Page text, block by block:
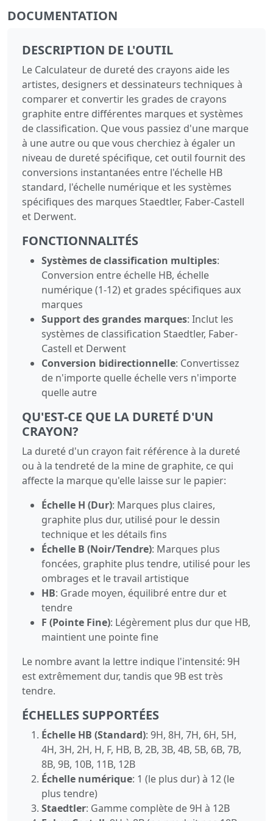
DOCUMENTATION
DESCRIPTION DE L'OUTIL
Le Calculateur de dureté des crayons aide les
artistes, designers et dessinateurs techniques à
comparer et convertir les grades de crayons
graphite entre différentes marques et systèmes
de classification. Que vous passiez d'une marque
à une autre ou que vous cherchiez à égaler un
niveau de dureté spécifique, cet outil fournit des
conversions instantanées entre l'échelle HB
standard, l'échelle numérique et les systèmes
spécifiques des marques Staedtler, Faber-Castell
et Derwent.
FONCTIONNALITÉS
Systèmes de classification multiples:
Conversion entre échelle HB, échelle
numérique (1-12) et grades spécifiques aux
marques
Support des grandes marques: Inclut les
systèmes de classification Staedtler, Faber-
Castell et Derwent
Conversion bidirectionnelle: Convertissez
de n'importe quelle échelle vers n'importe
quelle autre
QU'EST-CE QUE LA DURETÉ D'UN
CRAYON?
La dureté d'un crayon fait référence à la dureté
ou à la tendreté de la mine de graphite, ce qui
affecte la marque qu'elle laisse sur le papier:
Échelle H (Dur): Marques plus claires,
graphite plus dur, utilisé pour le dessin
technique et les détails fins
Échelle B (Noir/Tendre): Marques plus
foncées, graphite plus tendre, utilisé pour les
ombrages et le travail artistique
HB: Grade moyen, équilibré entre dur et
tendre
F (Pointe Fine): Légèrement plus dur que HB,
maintient une pointe fine
Le nombre avant la lettre indique l'intensité: 9H
est extrêmement dur, tandis que 9B est très
tendre.
ÉCHELLES SUPPORTÉES
Échelle HB (Standard): 9H, 8H, 7H, 6H, 5H,
4H, 3H, 2H, H, F, HB, B, 2B, 3B, 4B, 5B, 6B, 7B,
8B, 9B, 10B, 11B, 12B
Échelle numérique: 1 (le plus dur) à 12 (le
plus tendre)
Staedtler: Gamme complète de 9H à 12B